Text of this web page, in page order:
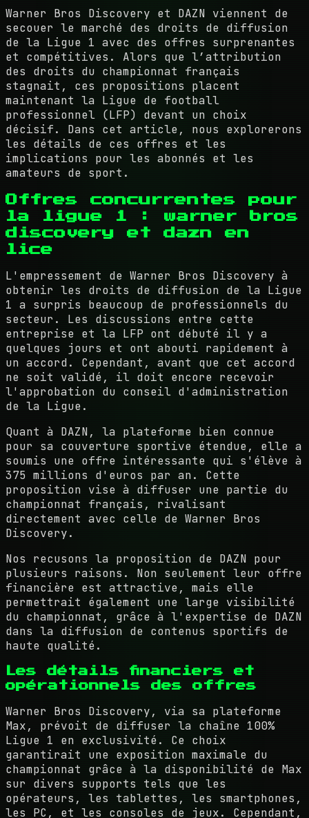
Warner Bros Discovery et DAZN viennent de
secouer le marché des droits de diffusion
de la Ligue 1 avec des offres surprenantes
et compétitives. Alors que l’attribution
des droits du championnat français
stagnait, ces propositions placent
maintenant la Ligue de football
professionnel (LFP) devant un choix
décisif. Dans cet article, nous explorerons
les détails de ces offres et les
implications pour les abonnés et les
amateurs de sport.
Offres concurrentes pour
la ligue 1 : warner bros
discovery et dazn en
lice
L'empressement de Warner Bros Discovery à
obtenir les droits de diffusion de la Ligue
1 a surpris beaucoup de professionnels du
secteur. Les discussions entre cette
entreprise et la LFP ont débuté il y a
quelques jours et ont abouti rapidement à
un accord. Cependant, avant que cet accord
ne soit validé, il doit encore recevoir
l'approbation du conseil d'administration
de la Ligue.
Quant à DAZN, la plateforme bien connue
pour sa couverture sportive étendue, elle a
soumis une offre intéressante qui s'élève à
375 millions d'euros par an. Cette
proposition vise à diffuser une partie du
championnat français, rivalisant
directement avec celle de Warner Bros
Discovery.
Nos recusons la proposition de DAZN pour
plusieurs raisons. Non seulement leur offre
financière est attractive, mais elle
permettrait également une large visibilité
du championnat, grâce à l'expertise de DAZN
dans la diffusion de contenus sportifs de
haute qualité.
Les détails financiers et
opérationnels des offres
Warner Bros Discovery, via sa plateforme
Max, prévoit de diffuser la chaîne 100%
Ligue 1 en exclusivité. Ce choix
garantirait une exposition maximale du
championnat grâce à la disponibilité de Max
sur divers supports tels que les
opérateurs, les tablettes, les smartphones,
les PC, et les consoles de jeux. Cependant,